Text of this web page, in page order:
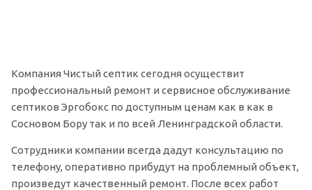
Компания Чистый септик сегодня осуществит
профессиональный ремонт и сервисное обслуживание
септиков Эргобокс по доступным ценам как в как в
Сосновом Бору так и по всей Ленинградской области.
Сотрудники компании всегда дадут консультацию по
телефону, оперативно прибудут на проблемный объект,
произведут качественный ремонт. После всех работ